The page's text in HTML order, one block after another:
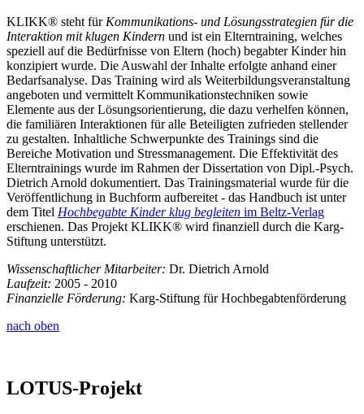
KLIKK® steht für Kommunikations- und Lösungsstrategien für die
Interaktion mit klugen Kindern und ist ein Elterntraining, welches
speziell auf die Bedürfnisse von Eltern (hoch) begabter Kinder hin
konzipiert wurde. Die Auswahl der Inhalte erfolgte anhand einer
Bedarfsanalyse. Das Training wird als Weiterbildungsveranstaltung
angeboten und vermittelt Kommunikationstechniken sowie
Elemente aus der Lösungsorientierung, die dazu verhelfen können,
die familiären Interaktionen für alle Beteiligten zufrieden stellender
zu gestalten. Inhaltliche Schwerpunkte des Trainings sind die
Bereiche Motivation und Stressmanagement. Die Effektivität des
Elterntrainings wurde im Rahmen der Dissertation von Dipl.-Psych.
Dietrich Arnold dokumentiert. Das Trainingsmaterial wurde für die
Veröffentlichung in Buchform aufbereitet - das Handbuch ist unter
dem Titel Hochbegabte Kinder klug begleiten im Beltz-Verlag
erschienen. Das Projekt KLIKK® wird finanziell durch die Karg-
Stiftung unterstützt.
Wissenschaftlicher Mitarbeiter: Dr. Dietrich Arnold
Laufzeit: 2005 - 2010
Finanzielle Förderung: Karg-Stiftung für Hochbegabtenförderung
nach oben
LOTUS-Projekt